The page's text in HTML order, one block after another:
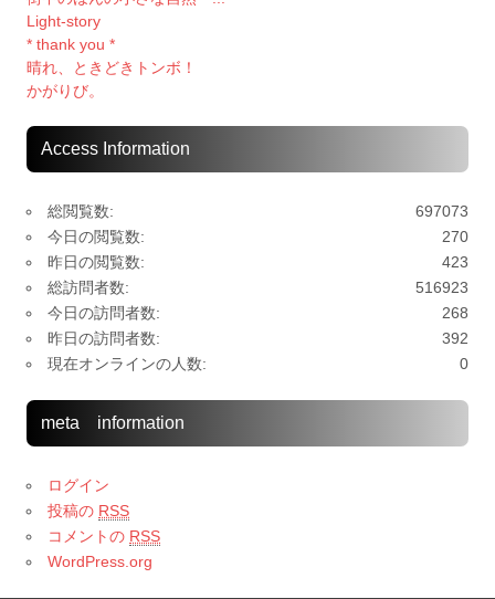
Light-story
* thank you *
晴れ、ときどきトンボ！
かがりび。
Access Information
697073
総閲覧数:
270
今日の閲覧数:
423
昨日の閲覧数:
516923
総訪問者数:
268
今日の訪問者数:
392
昨日の訪問者数:
0
現在オンラインの人数:
meta information
ログイン
投稿の RSS
コメントの RSS
WordPress.org